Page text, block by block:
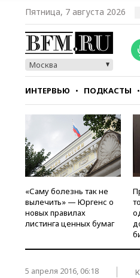
Пятница, 7 августа 2026
Москва
ИНТЕРВЬЮ ПОДКАСТЫ
СТИЛЬ ТЕСТЫ
«Саму болезнь так не
вылечить» — Юргенс о
новых правилах
листинга ценных бумаг
5 апреля 2016, 06:18